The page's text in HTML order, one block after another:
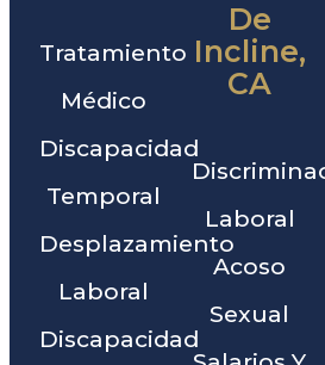
Tratamiento
Médico
Discapacidad
Temporal
Desplazamiento
Laboral
Discapacidad
De
Incline,
CA
Laboral
Acoso
Sexual